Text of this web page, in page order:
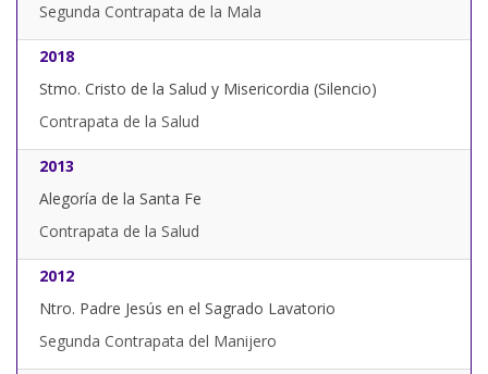
Segunda Contrapata de la Mala
2018
Stmo. Cristo de la Salud y Misericordia (Silencio)
Contrapata de la Salud
2013
Alegoría de la Santa Fe
Contrapata de la Salud
2012
Ntro. Padre Jesús en el Sagrado Lavatorio
Segunda Contrapata del Manijero